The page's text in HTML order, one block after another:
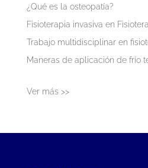
¿Qué es la osteopatía?
Fisioterapia invasiva en
Trabajo multidisciplinar en
Maneras de aplicación de frío
Ver más >>